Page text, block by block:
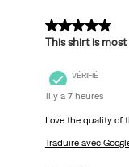
5 sur 5 étoiles.
This shirt is most
VÉRIFIÉ
il y a 7 heures
Love the quality of
Traduire avec